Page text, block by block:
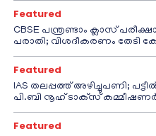
Featured
CBSE പന്ത്രണ്ടാം ക്ലാസ്
പരാതി; വിശദീകരണം തേടി
Featured
IAS തലപ്പത്ത് അഴിച്ചുപണി;
പി.ബി നൂഹ് ടാക്‌സ്
Featured